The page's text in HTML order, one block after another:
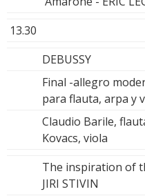
13.30
DEBUSSY
Final -allegro
para flauta, arpa y
Claudio Barile,
Kovacs, viola
The inspiration of
JIRI STIVIN